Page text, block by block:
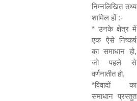
निम्नलिखित तथ्य
शामिल हों :-
* उनके क्षेत्र में
एक ऐसे निष्कर्ष
का समाधान हो,
जो पहले से
वर्णनातीत हो,
*विवादों का
समाधान प्रस्तुत